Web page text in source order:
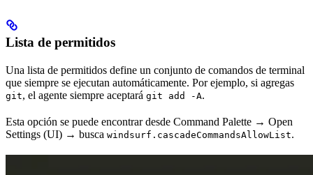
Lista de permitidos
Una lista de permitidos define un conjunto de comandos de terminal
que siempre se ejecutan automáticamente. Por ejemplo, si agregas
git, el agente siempre aceptará git add -A.
Esta opción se puede encontrar desde Command Palette → Open
Settings (UI) → busca windsurf.cascadeCommandsAllowList.